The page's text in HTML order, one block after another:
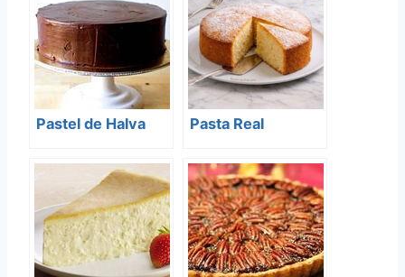
Pastel de Halva Pasta Real